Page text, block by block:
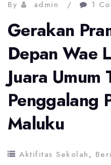
By admin 1
Gerakan
Depan Wae
Juara Umum
Penggalang
Maluku
Aktifitas Sekolah,